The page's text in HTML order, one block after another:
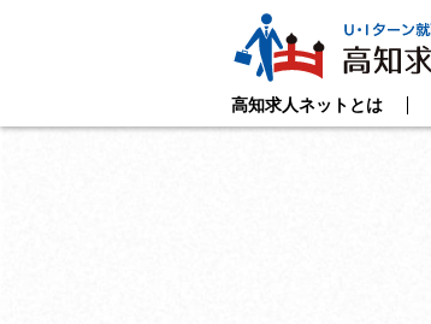
高知求人ネットとは